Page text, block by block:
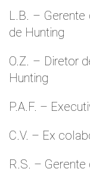
L.B. –
de Hunting
O.Z. – Diretor
Hunting
P.A.F. –
C.V. – Ex
R.S. –